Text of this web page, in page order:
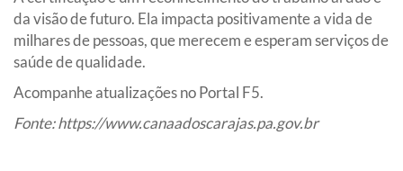
da visão de futuro. Ela impacta positivamente a vida de
milhares de pessoas, que merecem e esperam serviços de
saúde de qualidade.
Acompanhe atualizações no Portal F5.
Fonte:https://www.canaadoscarajas.pa.gov.br